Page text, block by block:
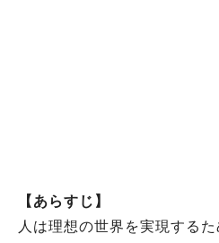
【あらすじ】
人は理想の世界を実現する